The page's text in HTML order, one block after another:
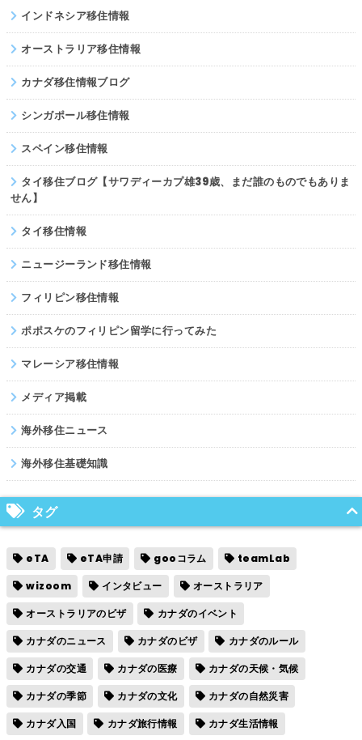
インドネシア移住情報
オーストラリア移住情報
カナダ移住情報ブログ
シンガポール移住情報
スペイン移住情報
タイ移住ブログ【サワディーカプ雄39歳、まだ誰のものでもありま
せん】
タイ移住情報
ニュージーランド移住情報
フィリピン移住情報
ポポスケのフィリピン留学に行ってみた
マレーシア移住情報
メディア掲載
海外移住ニュース
海外移住基礎知識
タグ
eTA eTA申請 gooコラム
teamLab
wizoom
インタビュー
オーストラリア
オーストラリアのビザ
カナダのイベント
カナダのニュース
カナダのビザ
カナダのルール
カナダの交通
カナダの医療
カナダの天候・気候
カナダの季節
カナダの文化
カナダの自然災害
カナダ入国
カナダ旅行情報
カナダ生活情報